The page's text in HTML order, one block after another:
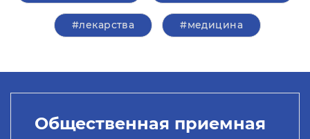
#лекарства #медицина
Общественная приемная